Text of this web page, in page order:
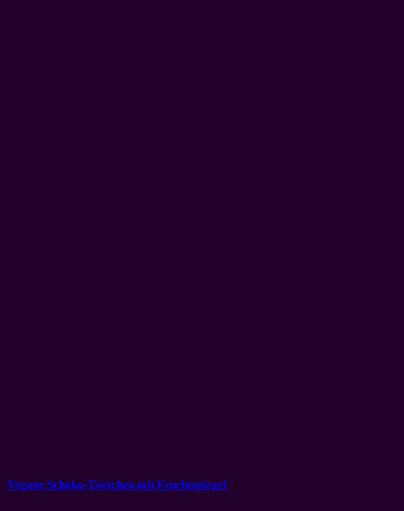
Vegane Schoko-Törtchen mit Fruchtspiegel